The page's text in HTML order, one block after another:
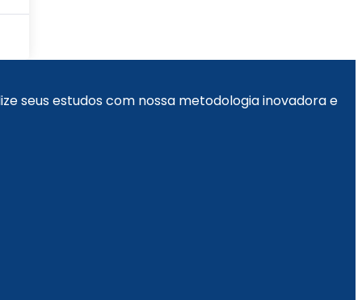
seus estudos com nossa metodologia inovadora e